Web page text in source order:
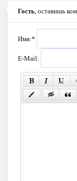
Гость , оставишь
Имя:*
E-Mail: